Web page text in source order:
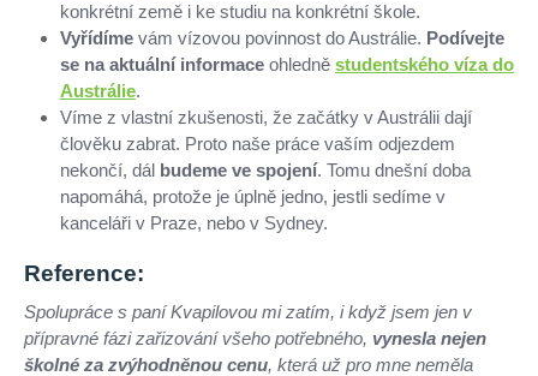
konkrétní země i ke studiu na konkrétní škole.
Vyřídíme vám vízovou povinnost do Austrálie. Podívejte
se na aktuální informace ohledně studentského víza do
Austrálie.
Víme z vlastní zkušenosti, že začátky v Austrálii dají
člověku zabrat. Proto naše práce vaším odjezdem
nekončí, dál budeme ve spojení. Tomu dnešní doba
napomáhá, protože je úplně jedno, jestli sedíme v
kanceláři v Praze, nebo v Sydney.
Reference:
Spolupráce s paní Kvapilovou mi zatím, i když jsem jen v
přípravné fázi zařizování všeho potřebného, vynesla nejen
školné za zvýhodněnou cenu, která už pro mne neměla